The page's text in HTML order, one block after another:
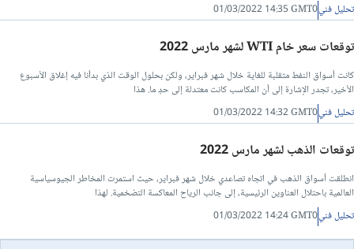
تحليل فني01/03/2022 14:35 GMT0
توقعات سعر خام WTI لشهر مارس 2022
كانت أسواق النفط متقلبة للغاية خلال شهر فبراير، ولكن بحلول الوقت الذي بدأنا فيه إغلاق الأسبوع
الأخير، تجدر الإشارة إلى أن المكاسب كانت معتدلة إلى حدٍ ما. هذا
تحليل فني01/03/2022 14:32 GMT0
توقعات الذهب لشهر مارس 2022
انطلقت أسواق الذهب في اتجاه تصاعدي خلال شهر فبراير، حيث استمرت المخاطر الجيوسياسية
العالمية باحتلال العناوين الرئيسية، إلى جانب الرياح المعاكسة التضخمية. لهذا
تحليل فني01/03/2022 14:24 GMT0